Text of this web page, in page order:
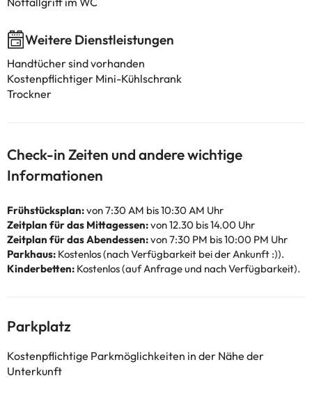
Weitere Dienstleistungen
Handtücher sind vorhanden
Kostenpflichtiger Mini-Kühlschrank
Trockner
Check-in Zeiten und andere wichtige
Informationen
Frühstücksplan:von 7:30 AM bis 10:30 AM Uhr
Zeitplan für das Mittagessen:von 12.30 bis 14.00 Uhr
Zeitplan für das Abendessen:von 7:30 PM bis 10:00 PM Uhr
Parkhaus: Kostenlos (nach Verfügbarkeit bei der Ankunft :)).
Kinderbetten: Kostenlos (auf Anfrage und nach Verfügbarkeit).
Parkplatz
Kostenpflichtige Parkmöglichkeiten in der Nähe der
Unterkunft